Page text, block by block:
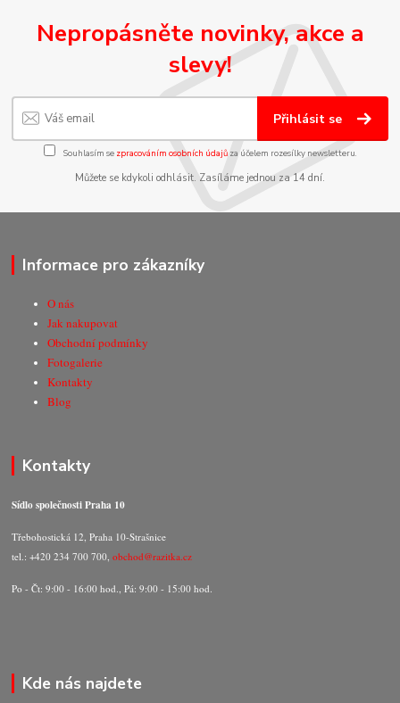
Nepropásněte novinky, akce a
slevy!
Přihlásit se
Souhlasím se zpracováním osobních údajůza účelem rozesílky newsletteru.
Můžete se kdykoli odhlásit. Zasíláme jednou za 14 dní.
Informace pro zákazníky
O nás
Jak nakupovat
Obchodní podmínky
Fotogalerie
Kontakty
Blog
Kontakty
Sídlo společnosti Praha 10
Třebohostická 12, Praha 10-Strašnice
tel.: +420 234 700 700,obchod@razitka.cz
Po - Čt: 9:00 - 16:00 hod., Pá: 9:00 - 15:00 hod.
Kde nás najdete